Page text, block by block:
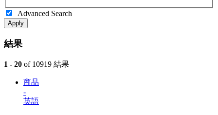
Advanced Search
Apply
結果
1 - 20 of 10919 結果
商品
-
英語